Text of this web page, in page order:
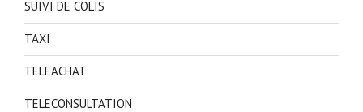
SUIVI DE COLIS
TAXI
TELEACHAT
TELECONSULTATION